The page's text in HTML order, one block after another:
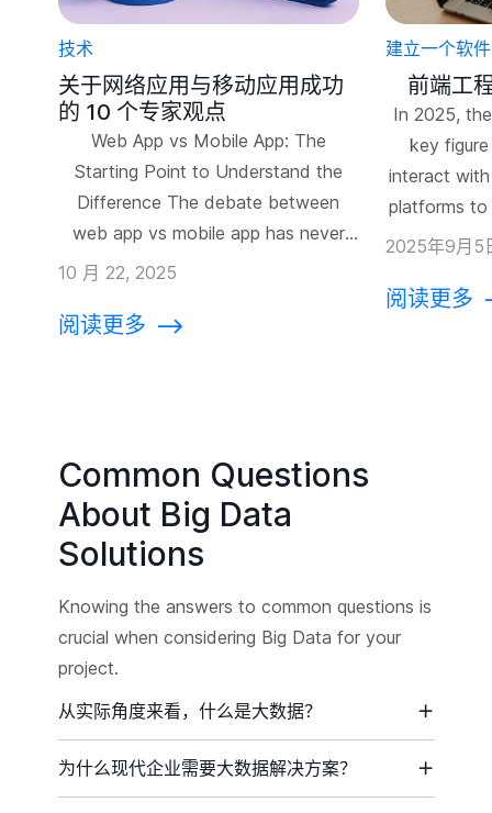
技术
关于网络应用与移动应用成功
的 10 个专家观点
Web App vs Mobile App: The
Starting Point to Understand the
Difference The debate between
web app vs mobile app has never
been more relevant than in 2025. As
to how businesses connect with
10 月 22, 2025
阅读更多 ⟶
建立一个软件
前端工
In 2025,
key
interact
platforms to
work
digital
2025年9月5
阅读更多
Common Questions
About Big Data
Solutions
Knowing the answers to common questions is
crucial when considering Big Data for your
project.
从实际角度来看，什么是大数据？
为什么现代企业需要大数据解决方案？